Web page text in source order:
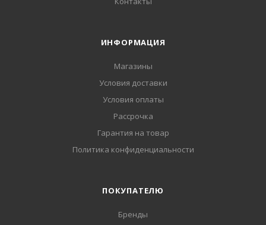
ИНФОРМАЦИЯ
Магазины
Условия доставки
Условия оплаты
Рассрочка
Гарантия на товар
Политика конфиденциальности
ПОКУПАТЕЛЮ
Бренды